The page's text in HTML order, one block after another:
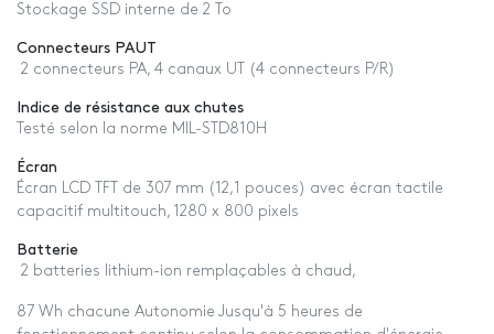
Stockage SSD interne de 2 To
Connecteurs PAUT
2 connecteurs PA, 4 canaux UT (4 connecteurs P/R)
Indice de résistance aux chutes
Testé selon la norme MIL-STD810H
Écran
Écran LCD TFT de 307 mm (12,1 pouces) avec écran tactile
capacitif multitouch, 1280 x 800 pixels
Batterie
2 batteries lithium-ion remplaçables à chaud,
87 Wh chacune Autonomie Jusqu'à 5 heures de